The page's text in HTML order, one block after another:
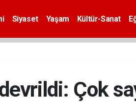
Siyaset Yaşam Kültür-Sanat
Çok